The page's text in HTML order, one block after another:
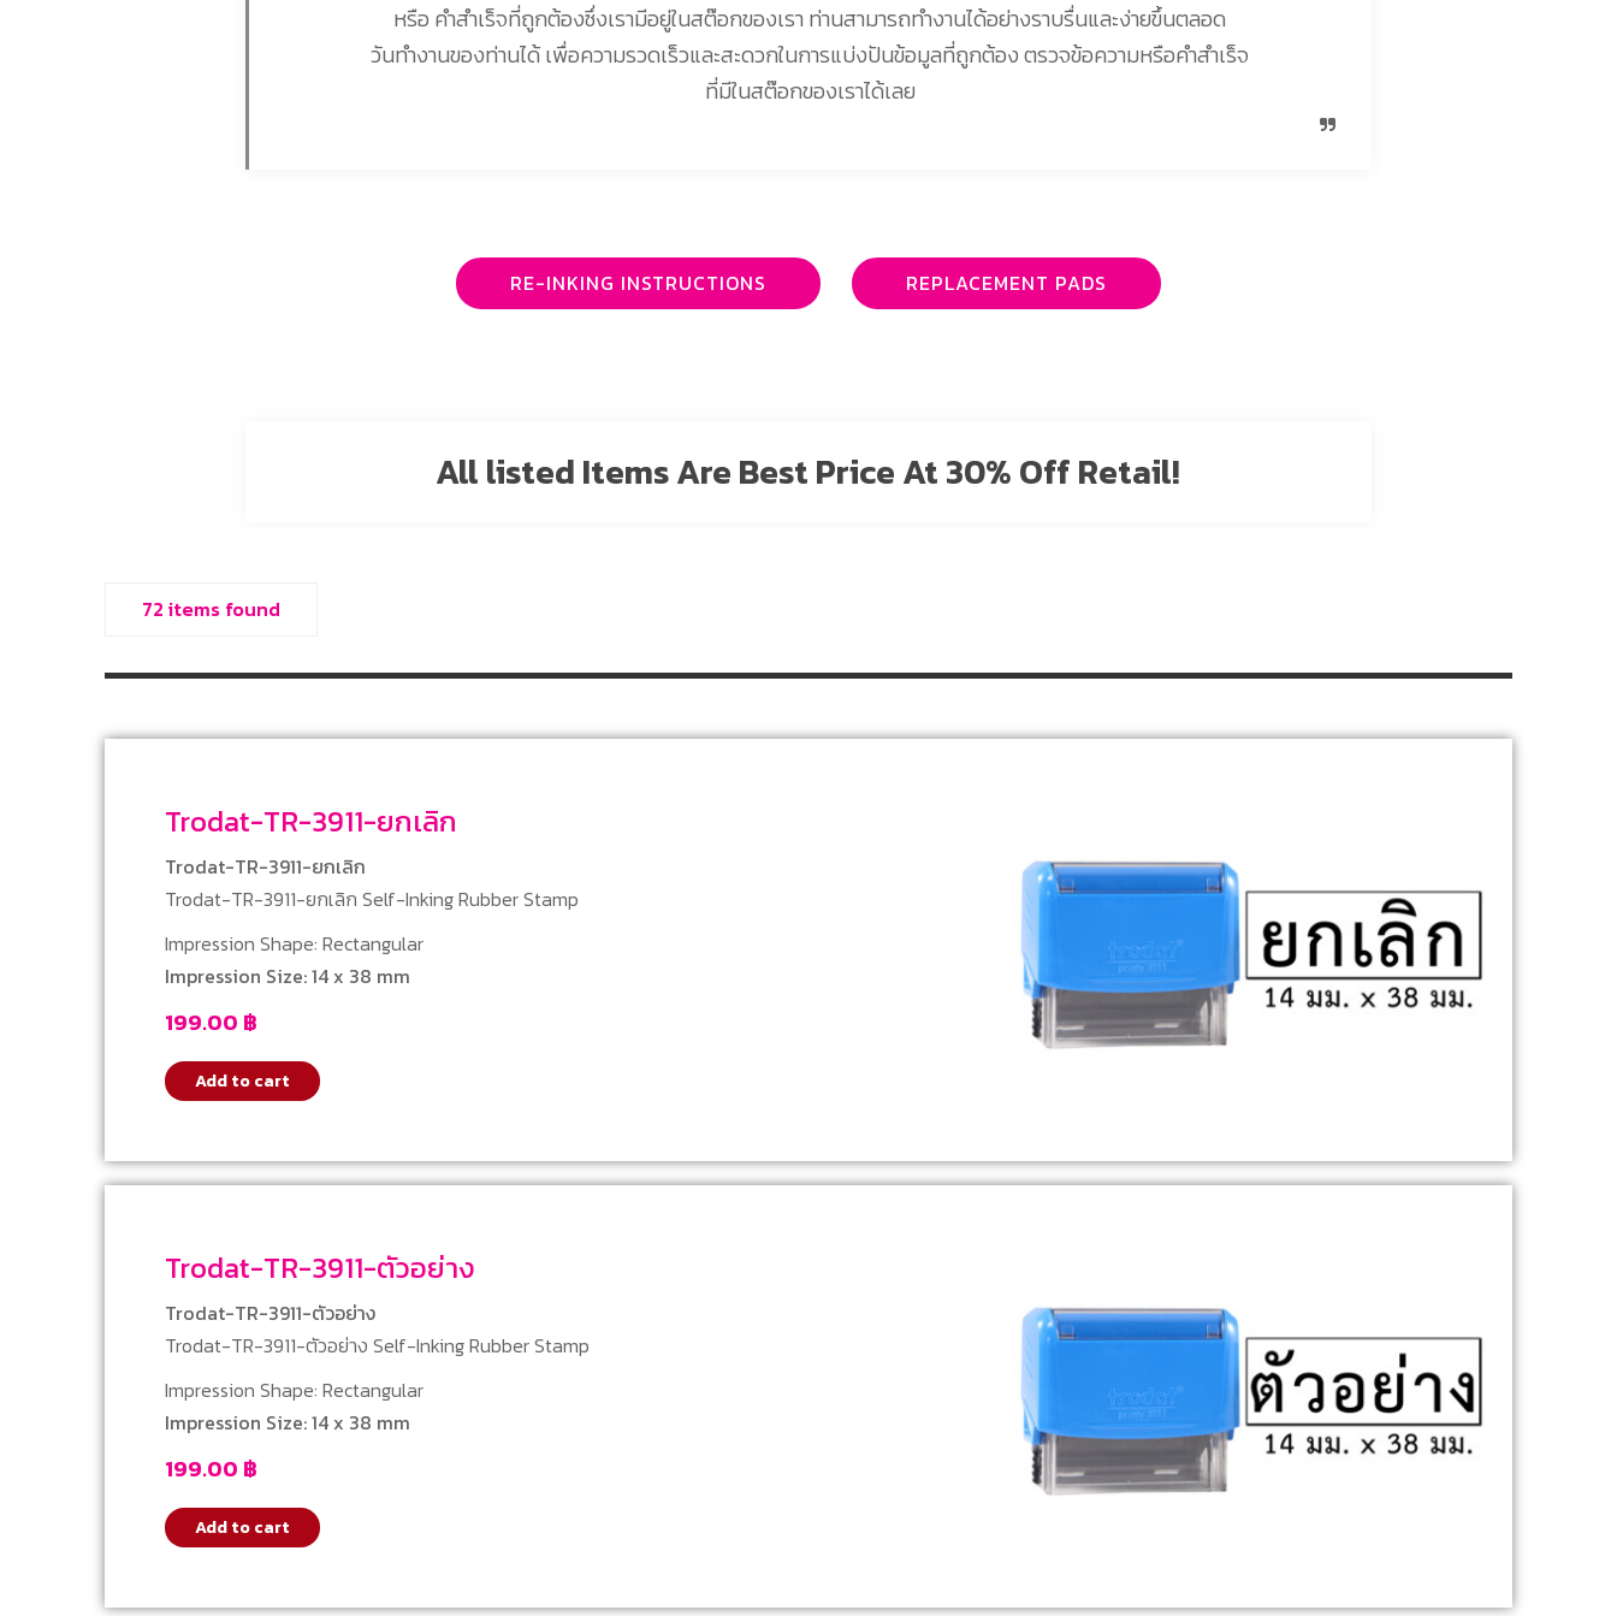
หรือ คำสำเร็จที่ถูกต้องซึ่งเรามีอยู่ในสต๊อกของเรา ท่านสามารถทำงานได้อย่างราบรื่นและง่ายขึ้นตลอด
วันทำงานของท่านได้ เพื่อความรวดเร็วและสะดวกในการแบ่งปันข้อมูลที่ถูกต้อง ตรวจข้อความหรือคำสำเร็จ
ที่มีในสต๊อกของเราได้เลย
RE-INKING INSTRUCTIONS REPLACEMENT PADS
All listed Items Are Best Price At 30% Off Retail!
72 items found
Trodat-TR-3911-ยกเลิก
199.00 ฿
Trodat-TR-3911-ยกเลิก
Trodat-TR-3911-ยกเลิก Self-Inking Rubber Stamp
Impression Shape: Rectangular
Impression Size: 14 x 38 mm
Add to cart
Trodat-TR-3911-ตัวอย่าง
199.00 ฿
Trodat-TR-3911-ตัวอย่าง
Trodat-TR-3911-ตัวอย่าง Self-Inking Rubber Stamp
Impression Shape: Rectangular
Impression Size: 14 x 38 mm
Add to cart